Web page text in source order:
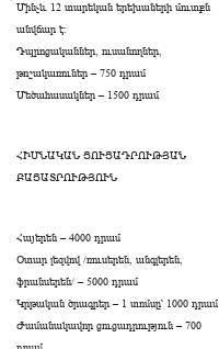
Մինչև 12 տարեկան երեխաների մուտքն
անվճար է։
Դպրոցականներ, ուսանողներ,
թոշակառուներ – 750 դրամ
Մեծահասակներ – 1500 դրամ
ՀԻՄՆԱԿԱՆ ՑՈՒՑԱԴՐՈՒԹՅԱՆ
ԲԱՑԱՏՐՈՒԹՅՈՒՆ
Հայերեն – 4000 դրամ
Օտար լեզվով /ռուսերեն, անգլերեն,
ֆրանսերեն/ – 5000 դրամ
Կրթական ծրագրեր – 1 տոմսը՝ 1000 դրամ
Ժամանակավոր ցուցադրություն – 700